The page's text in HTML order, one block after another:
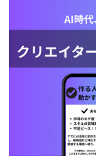
C＆R Magazine
映像
広告
出版
CREATIVE
プ